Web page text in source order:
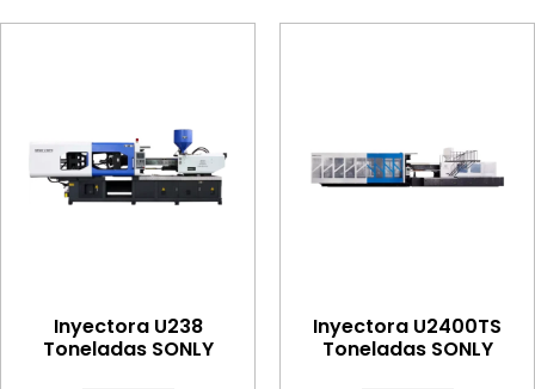
Inyectora U238
Toneladas SONLY
Inyectora U2400TS
Toneladas SONLY